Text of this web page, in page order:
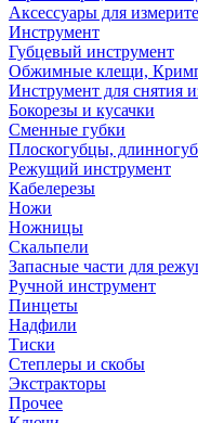
Аксессуары для
Инструмент
Губцевый инструмент
Обжимные клещи,
Инструмент для снятия
Бокорезы и кусачки
Сменные губки
Плоскогубцы,
Режущий инструмент
Кабелерезы
Ножи
Ножницы
Скальпели
Запасные части для
Ручной инструмент
Пинцеты
Надфили
Тиски
Степлеры и скобы
Экстракторы
Прочее